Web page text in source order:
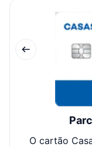
O cartão